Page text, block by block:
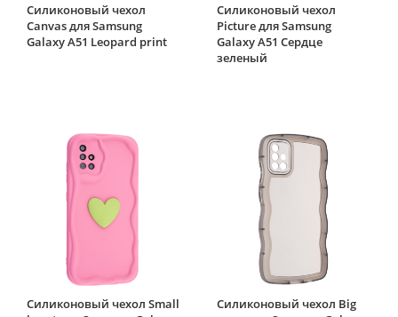
Силиконовый чехол
Canvas для Samsung
Galaxy A51 Leopard print
Силиконовый чехол
Picture для Samsung
Galaxy A51 Сердце
зеленый
Силиконовый чехол Small
Силиконовый чехол Big